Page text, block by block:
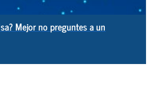
Mejor no preguntes a un